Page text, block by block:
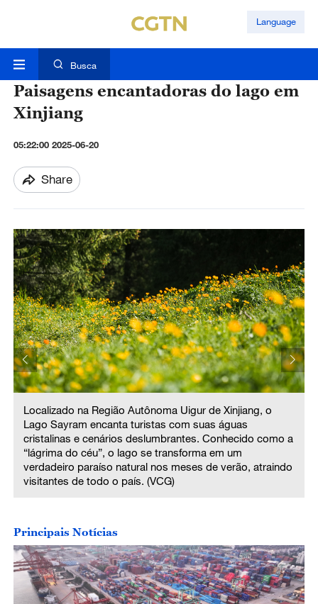
Language
Busca
Paisagens encantadoras do lago em
Xinjiang
05:22:00 2025-06-20
Share
Localizado na Região Autônoma Uigur de Xinjiang, o
Lago Sayram encanta turistas com suas águas
cristalinas e cenários deslumbrantes. Conhecido como a
“lágrima do céu”, o lago se transforma em um
verdadeiro paraíso natural nos meses de verão, atraindo
visitantes de todo o país. (VCG)
Principais Notícias